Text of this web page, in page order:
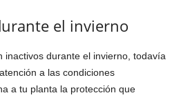
el invierno
inactivos durante el invierno, todavía
a las condiciones
a tu planta la protección que